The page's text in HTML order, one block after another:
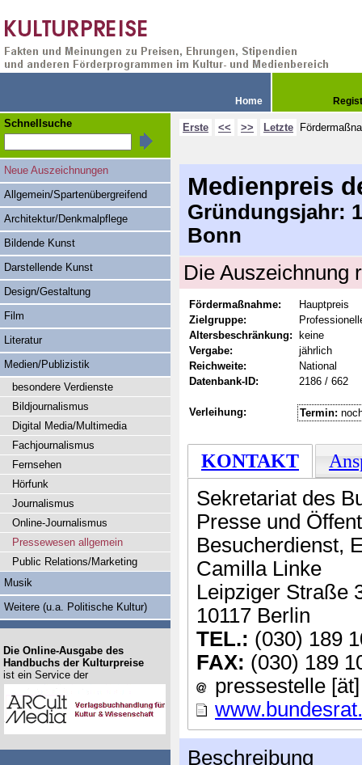
Home
Erste << >> Letzte
Medienpreis
Gründungsjahr:
Bonn
Die Auszeichnung
Fördermaßnahme:
Hauptpreis
Zielgruppe:
Altersbeschränkung:
keine
Vergabe:
jährlich
Reichweite:
National
Datenbank-ID:
2186 / 662
Verleihung: Termin:
KONTAKT
Sekretariat des
Presse und
Besucherdienst,
Camilla Linke
Leipziger Straße
10117 Berlin
TEL.: (030) 189
FAX: (030) 189
pressestelle
Beschreibung
Schnellsuche
Neue Auszeichnungen
Allgemein/Spartenübergreifend
Architektur/Denkmalpflege
Bildende Kunst
Darstellende Kunst
Design/Gestaltung
Film
Literatur
Medien/Publizistik
besondere Verdienste
Bildjournalismus
Digital Media/Multimedia
Fachjournalismus
Fernsehen
Hörfunk
Journalismus
Online-Journalismus
Pressewesen allgemein
Public Relations/Marketing
Musik
Weitere (u.a. Politische Kultur)
Die Online-Ausgabe des
Handbuchs der Kulturpreise
ist ein Service der